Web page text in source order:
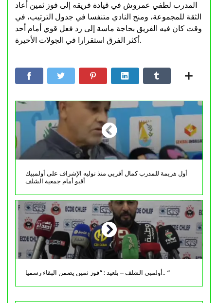
المدرب لطفي عمروش في قيادة فريقه إلى فوز ثمين أعاد
الثقة للمجموعة، ومنح النادي متنفسا في جدول الترتيب، في
وقت كان فيه الفريق بحاجة ماسة إلى رد فعل قوي أمام أحد
أكثر الفرق استقرارا في الجولات الأخيرة.
أول هزيمة للمدرب كمال أقربي منذ توليه الإشراف على أولمبيك
أقبو أمام جمعية الشلف
أولمبي الشلف – بلعيد : “فوز ثمين يضمن البقاء رسميا.. “